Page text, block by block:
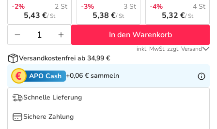
Tierapotheke
Vitamine & Mineralstoffe
Marken
Salus Deals
-2%
2 St
5,43 €/ St
-3% 3 St
5,38 €/ St
-4% 4 St
5,32 €/ St
In den Warenkorb
inkl. MwSt. zzgl. Versand
Versandkostenfrei ab 34,99 €
APO Cash +0,06 € sammeln
Schnelle Lieferung
Sichere Zahlung